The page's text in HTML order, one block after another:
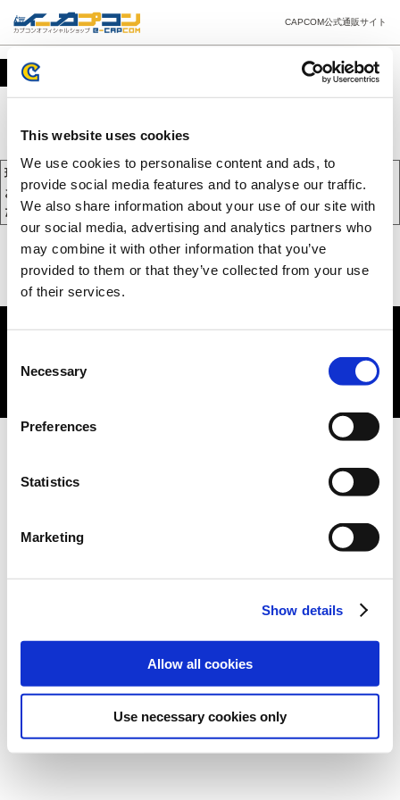
This website uses cookies
We use cookies to personalise content and ads, to
provide social media features and to analyse our traffic.
We also share information about your use of our site with
our social media, advertising and analytics partners who
may combine it with other information that you’ve
provided to them or that they’ve collected from your use
of their services.
Selection
Necessary
Preferences
Statistics
Marketing
Show details
Allow all cookies
Use necessary cookies only
CAPCOM公式通販サイト
カート
現在、カートには商品が入っておりません。
お買い物を続けるには下の 「お買い物を続ける」 をクリックしてく
ださい。